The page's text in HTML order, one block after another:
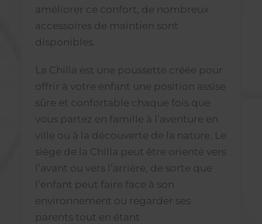
améliorer ce confort, de nombreux
accessoires de maintien sont
disponibles.
La Chilla est une poussette créée pour
offrir à votre enfant une position assise
sûre et confortable chaque fois que
vous partez en famille à l’aventure en
ville ou à la découverte de la nature. Le
siège de la Chilla peut être orienté vers
l’avant ou vers l’arrière, de sorte que
l’enfant peut faire face à son
environnement ou regarder ses
parents tout en étant